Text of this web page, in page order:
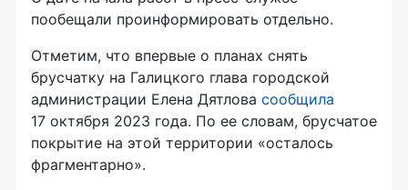
пообещали проинформировать отдельно.
Отметим, что впервые о планах снять
брусчатку на Галицкого глава городской
администрации Елена Дятлова сообщила
17 октября 2023 года. По ее словам, брусчатое
покрытие на этой территории «осталось
фрагментарно».